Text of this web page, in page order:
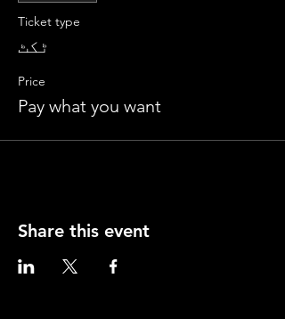
Ticket type
ٹکٹ
Price
Pay what you want
Share this event